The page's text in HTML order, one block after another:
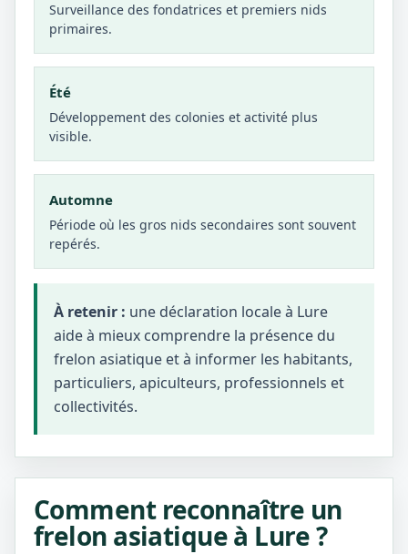
Surveillance des fondatrices et premiers nids
primaires.
Été
Développement des colonies et activité plus
visible.
Automne
Période où les gros nids secondaires sont souvent
repérés.
À retenir : une déclaration locale à Lure
aide à mieux comprendre la présence du
frelon asiatique et à informer les habitants,
particuliers, apiculteurs, professionnels et
collectivités.
Comment reconnaître un
frelon asiatique à Lure ?